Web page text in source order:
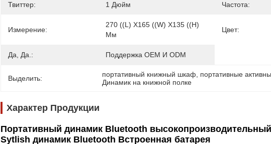
Твиттер: 1 Дюйм Частота:
Измерение:
270 ((L) X165 ((W) X135 ((H)
Мм
Цвет:
Да, Да.: Поддержка OEM И ODM
Выделить: портативный книжный шкаф портативные
Динамик на книжной полке
Характер Продукции
Портативный динамик Bluetooth
Sytlish динамик Bluetooth Встроенная батарея